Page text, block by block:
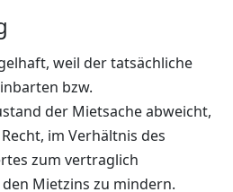
weil der tatsächliche
bzw.
der Mietsache abweicht,
im Verhältnis des
zum vertraglich
Mietzins zu mindern.